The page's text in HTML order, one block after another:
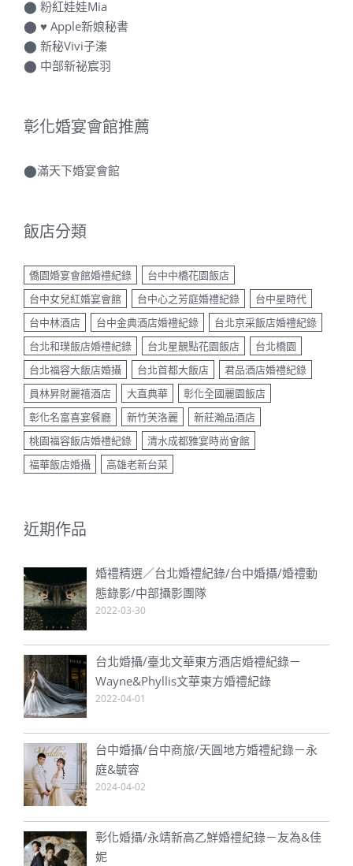
⬤ ♥ Apple新娘秘書
⬤ 新秘Vivi子溱
⬤ 中部新祕宸羽
台中女兒紅婚宴會館
台中心之芳庭婚禮紀錄
台中林酒店
台中金典酒店婚禮紀錄
台北京采飯店婚禮紀錄
台北和璞飯店婚禮紀錄
台北星靚點花園飯店
台北橋園
台北福容大飯店婚攝
台北首都大飯店
君品酒店婚禮紀錄
員林昇財麗禧酒店
大直典華
彰化全國麗園飯店
彰化名富喜宴餐廳
新竹芙洛麗
新莊瀚品酒店
桃園福容飯店婚禮紀錄
清水成都雅宴時尚會館
福華飯店婚攝
高雄老新台菜
態錄影/中部攝影團隊
2022-03-30
台北婚攝/臺北文華東方酒店婚禮紀錄－
Wayne&Phyllis文華東方婚禮紀錄
2022-04-01
台中婚攝/台中商旅/天圓地方婚禮紀錄－永
庭&毓容
2024-04-02
妮
2024-04-02